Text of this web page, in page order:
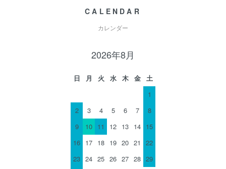
CALENDAR
カレンダー
2026年8月
日 月 火 水 木 金
土
1
2
3 4 5 6 7
8
9
10 11 12 13 14 15
16 17 18 19 20 21
22
23 24 25 26 27 28 29